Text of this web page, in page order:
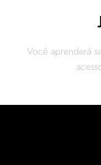
Você aprenderá